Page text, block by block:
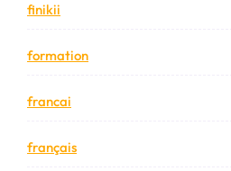
finikii
formation
francai
français